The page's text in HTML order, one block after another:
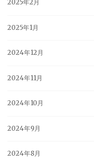
2025年2月
2025年1月
2024年12月
2024年11月
2024年10月
2024年9月
2024年8月